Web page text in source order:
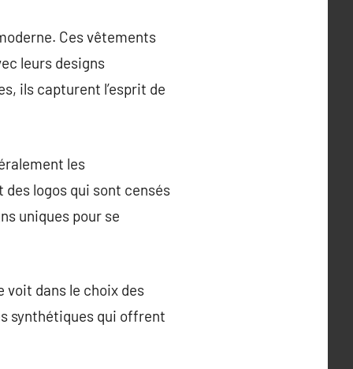
Ces vêtements
leurs designs
ils capturent l’esprit de
les
logos qui sont censés
uniques pour se
dans le choix des
synthétiques qui offrent